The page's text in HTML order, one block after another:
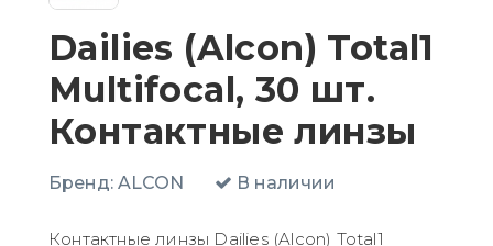
Dailies (Alcon) Total1
Multifocal, 30 шт.
Контактные линзы
Бренд: ALCON В наличии
Контактные линзы Dailies (Alcon) Total1